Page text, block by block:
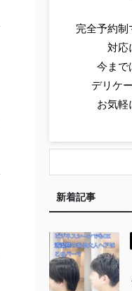
完全予約
対応
今まで
デリケ
お気軽
新着記事